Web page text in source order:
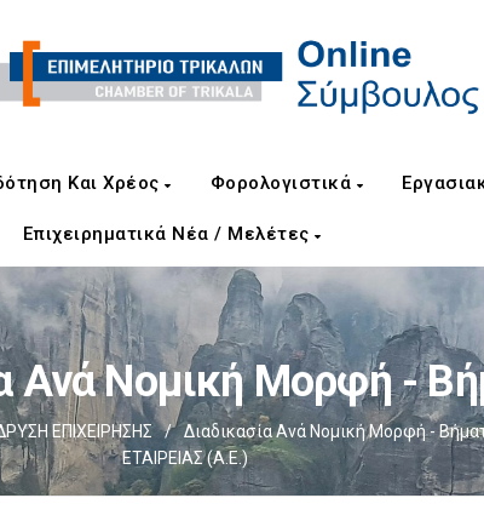
Και Χρέος Φορολογιστικά
Επιχειρηματικά Νέα / Μελέτες
Ανά Νομική Μορφή -
ΕΠΙΧΕΙΡΗΣΗΣ / Διαδικασία Ανά Νομική Μορφή -
ΕΤΑΙΡΕΙΑΣ (Α.Ε.)